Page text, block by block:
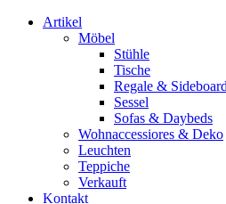
Artikel
Möbel
Stühle
Tische
Regale &
Sessel
Sofas & Daybeds
Wohnaccessiores & Deko
Leuchten
Teppiche
Verkauft
Kontakt